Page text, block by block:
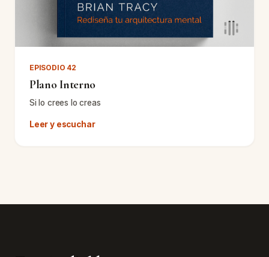
EPISODIO 42
Plano Interno
Si lo crees lo creas
Leer y escuchar